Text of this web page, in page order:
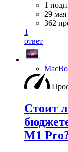
1
29 мая
362
1
ответ
Стоит
M1